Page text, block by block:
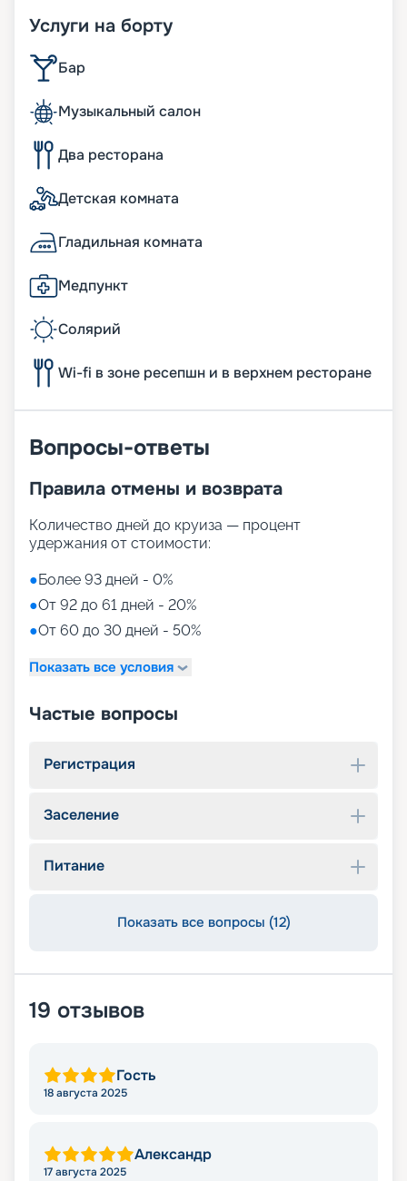
Услуги на борту
Бар
Музыкальный салон
Два ресторана
Детская комната
Гладильная комната
Медпункт
Солярий
Wi-fi в зоне ресепшн и в верхнем ресторане
Вопросы-ответы
Правила отмены и возврата
Количество дней до круиза — процент
удержания от стоимости:
●Более 93 дней - 0%
●От 92 до 61 дней - 20%
●От 60 до 30 дней - 50%
Показать все условия
Частые вопросы
Регистрация
Заселение
Питание
Показать все вопросы (12)
19 отзывов
Гость
18 августа 2025
Александр
17 августа 2025